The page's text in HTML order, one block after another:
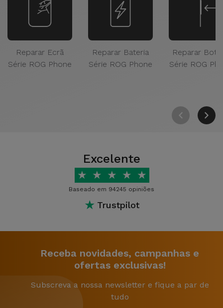
Reparar Ecrã
Série ROG Phone
Reparar Bateria
Série ROG Phone
Reparar
Série ROG
Excelente
★ ★ ★ ★ ★
Baseado em 94245 opiniões
★ Trustpilot
Receba novidades, campanhas e
ofertas exclusivas!
Subscreva a nossa newsletter e fique a par de
tudo